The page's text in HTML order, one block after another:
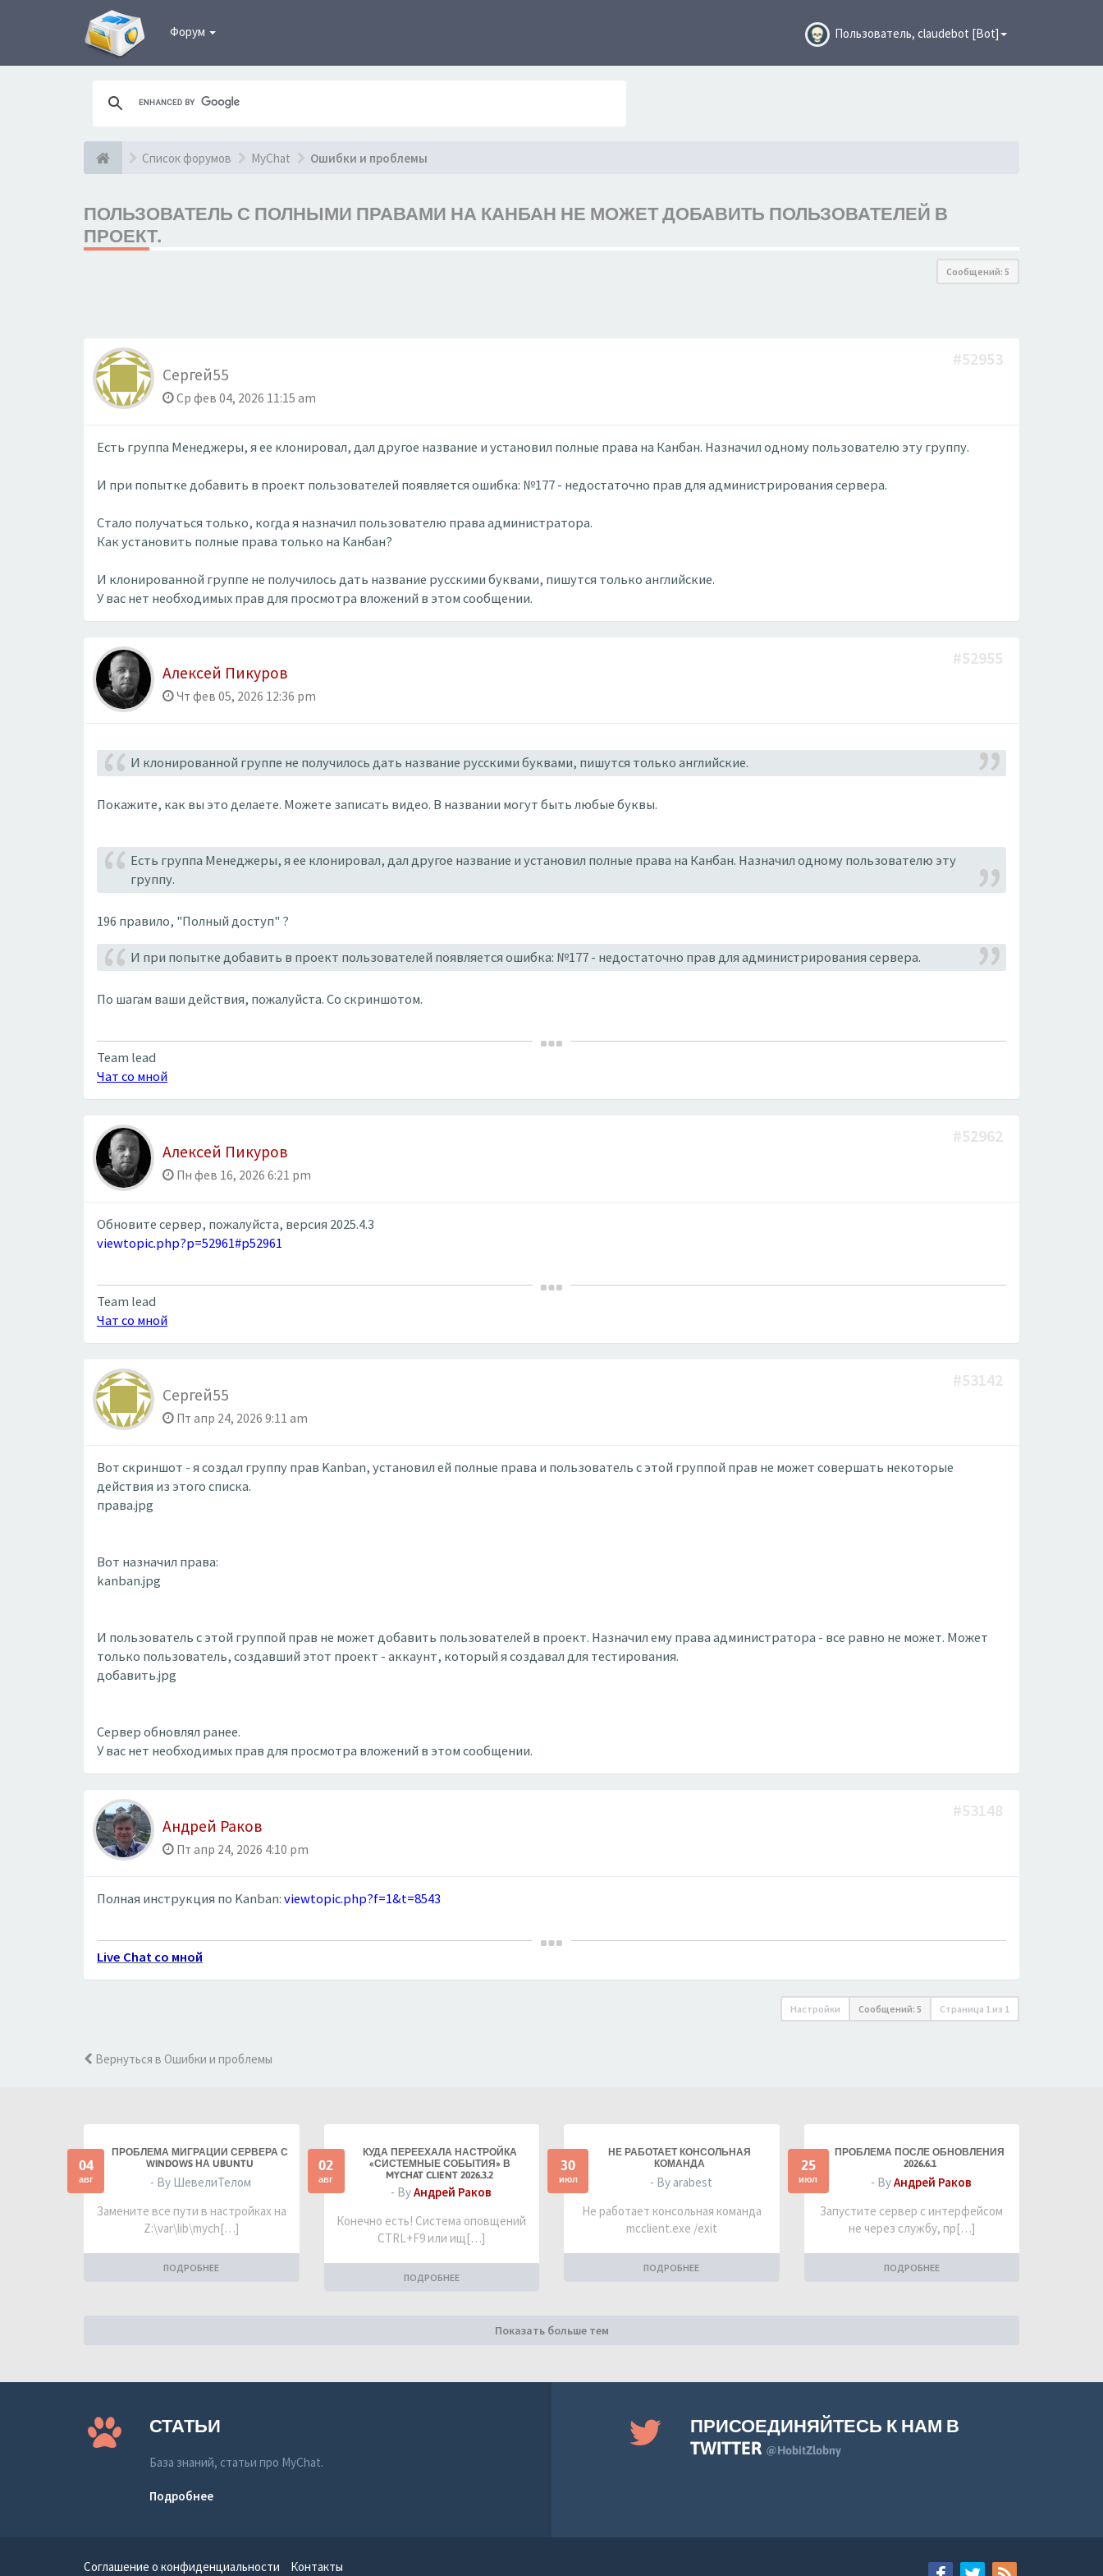
Форум Пользователь, claudebot [Bot]
Список форумов MyChat Ошибки и проблемы
ПОЛЬЗОВАТЕЛЬ С ПОЛНЫМИ ПРАВАМИ НА КАНБАН НЕ МОЖЕТ ДОБАВИТЬ ПОЛЬЗОВАТЕЛЕЙ В
ПРОЕКТ.
Сообщений: 5
Сергей55
Ср фев 04, 2026 11:15 am
#52953
Есть группа Менеджеры, я ее клонировал, дал другое название и установил полные права на Канбан. Назначил одному пользователю эту группу.
И при попытке добавить в проект пользователей появляется ошибка: №177 - недостаточно прав для администрирования сервера.
Стало получаться только, когда я назначил пользователю права администратора.
Как установить полные права только на Канбан?
И клонированной группе не получилось дать название русскими буквами, пишутся только английские.
У вас нет необходимых прав для просмотра вложений в этом сообщении.
Алексей Пикуров
Чт фев 05, 2026 12:36 pm
#52955
И клонированной группе не получилось дать название русскими буквами, пишутся только английские.
Покажите, как вы это делаете. Можете записать видео. В названии могут быть любые буквы.
Есть группа Менеджеры, я ее клонировал, дал другое название и установил полные права на Канбан. Назначил одному пользователю эту
группу.
196 правило, "Полный доступ" ?
И при попытке добавить в проект пользователей появляется ошибка: №177 - недостаточно прав для администрирования сервера.
По шагам ваши действия, пожалуйста. Со скриншотом.
Team lead
Чат со мной
Алексей Пикуров
Пн фев 16, 2026 6:21 pm
#52962
Обновите сервер, пожалуйста, версия 2025.4.3
viewtopic.php?p=52961#p52961
Team lead
Чат со мной
Сергей55
Пт апр 24, 2026 9:11 am
#53142
Вот скриншот - я создал группу прав Kanban, установил ей полные права и пользователь с этой группой прав не может совершать некоторые
действия из этого списка.
права.jpg
Вот назначил права:
kanban.jpg
И пользователь с этой группой прав не может добавить пользователей в проект. Назначил ему права администратора - все равно не может. Может
только пользователь, создавший этот проект - аккаунт, который я создавал для тестирования.
добавить.jpg
Сервер обновлял ранее.
У вас нет необходимых прав для просмотра вложений в этом сообщении.
Андрей Раков
Пт апр 24, 2026 4:10 pm
#53148
Полная инструкция по Kanban:viewtopic.php?f=1&t=8543
Live Chat со мной
Настройки Сообщений: 5 Страница 1 из 1
Вернуться в Ошибки и проблемы
04
авг
ПРОБЛЕМА МИГРАЦИИ СЕРВЕРА С
WINDOWS НА UBUNTU
- By ШевелиТелом
Замените все пути в настройках на
Z:\var\lib\mych[…]
ПОДРОБНЕЕ
02
авг
КУДА ПЕРЕЕХАЛА НАСТРОЙКА
«СИСТЕМНЫЕ СОБЫТИЯ» В
MYCHAT CLIENT 2026.3.2
- ByАндрей Раков
Конечно есть! Система оповщений
CTRL+F9 или ищ[…]
ПОДРОБНЕЕ
30
июл
НЕ РАБОТАЕТ КОНСОЛЬНАЯ
КОМАНДА
- By arabest
Не работает консольная команда
mcclient.exe /exit
ПОДРОБНЕЕ
25
июл
ПРОБЛЕМА ПОСЛЕ ОБНОВЛЕНИЯ
2026.6.1
- ByАндрей Раков
Запустите сервер с интерфейсом
не через службу, пр[…]
ПОДРОБНЕЕ
Показать больше тем
СТАТЬИ
База знаний, статьи про MyChat.
Подробнее
ПРИСОЕДИНЯЙТЕСЬ К НАМ В
TWITTER @HobitZlobny
Соглашение о конфиденциальности Контакты